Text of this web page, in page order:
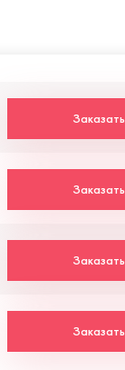
Заказать
Заказать
Заказать
Заказать